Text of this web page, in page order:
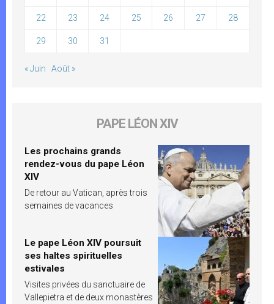
22 23 24 25 26 27 28
29 30 31
« Juin Août »
PAPE LÉON XIV
Les prochains grands
rendez-vous du pape Léon
XIV
De retour au Vatican, après trois
semaines de vacances
Le pape Léon XIV poursuit
ses haltes spirituelles
estivales
Visites privées du sanctuaire de
Vallepietra et de deux monastères